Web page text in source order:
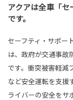
アクアは全車「セ
です。
セーフティ・サポー
は、政府が交通事故
です。衝突被害軽減
など安全運転を支援
ライバーの安全をサ